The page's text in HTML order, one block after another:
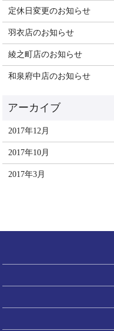
定休日変更のお知らせ
羽衣店のお知らせ
綾之町店のお知らせ
和泉府中店のお知らせ
2017年12月
2017年10月
2017年3月